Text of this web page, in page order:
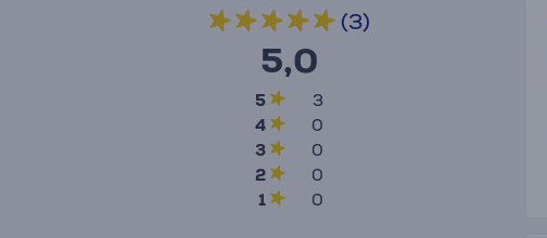
(3)
5,0
5
3
4
0
3
0
2
0
1
0